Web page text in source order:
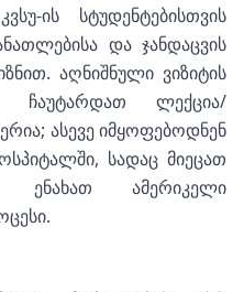
ის სტუდენტებისთვის
და ჯანდაცვის
აღნიშნული ვიზიტის
ჩაუტარდათ ლექცია/
ასევე იმყოფებოდნენ
სადაც მიეცათ
ენახათ ამერიკელი